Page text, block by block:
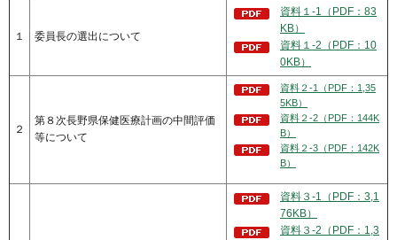
１ 委員長の選出について
資料１-1（PDF：83
KB）
資料１-2（PDF：10
0KB）
２
第８次長野県保健医療計画の中間評価
等について
資料２-1（PDF：1,35
5KB）
資料２-2（PDF：144K
B）
資料２-3（PDF：142K
B）
資料３-1（PDF：3,1
76KB）
資料３-2（PDF：1,3